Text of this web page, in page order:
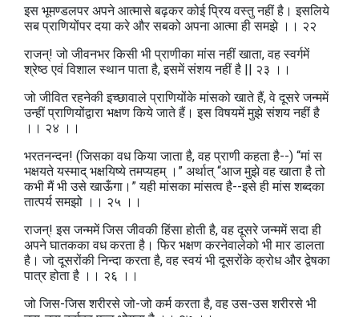
इस भूमण्डलपर अपने आत्मासे बढ़कर कोई प्रिय वस्तु नहीं है। इसलिये
सब प्राणियोंपर दया करे और सबको अपना आत्मा ही समझे ।। २२
राजन्‌! जो जीवनभर किसी भी प्राणीका मांस नहीं खाता, वह स्वर्गमें
श्रेष्ठ एवं विशाल स्थान पाता है, इसमें संशय नहीं है || २३ ।।
जो जीवित रहनेकी इच्छावाले प्राणियोंके मांसको खाते हैं, वे दूसरे जन्ममें
उन्हीं प्राणियोंद्वारा भक्षण किये जाते हैं। इस विषयमें मुझे संशय नहीं है
।। २४ ।।
भरतनन्दन! (जिसका वध किया जाता है, वह प्राणी कहता है--) “मां स
भक्षयते यस्माद्‌ भक्षयिष्ये तमप्यहम्‌ ।” अर्थात्‌ “आज मुझे वह खाता है तो
कभी मैं भी उसे खाऊँगा।” यही मांसका मांसत्व है--इसे ही मांस शब्दका
तात्पर्य समझो ।। २५ ।।
राजन्‌! इस जन्ममें जिस जीवकी हिंसा होती है, वह दूसरे जन्ममें सदा ही
अपने घातकका वध करता है। फिर भक्षण करनेवालेको भी मार डालता
है। जो दूसरोंकी निन्दा करता है, वह स्वयं भी दूसरोंके क्रोध और द्वेषका
पात्र होता है ।। २६ ।।
जो जिस-जिस शरीरसे जो-जो कर्म करता है, वह उस-उस शरीरसे भी